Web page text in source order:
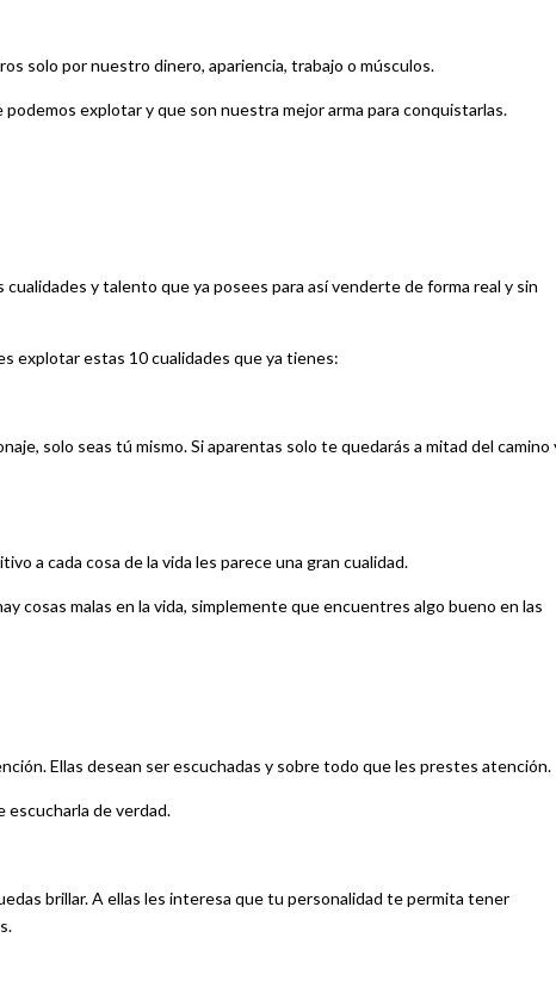
solo por nuestro dinero, apariencia, trabajo o músculos.
explotar y que son nuestra mejor arma para conquistarlas.
y talento que ya posees para así venderte de forma real y sin
explotar estas 10 cualidades que ya tienes:
solo seas tú mismo. Si aparentas solo te quedarás a mitad del camino
a cada cosa de la vida les parece una gran cualidad.
cosas malas en la vida, simplemente que encuentres algo bueno en las
Ellas desean ser escuchadas y sobre todo que les prestes atención.
escucharla de verdad.
brillar. A ellas les interesa que tu personalidad te permita tener